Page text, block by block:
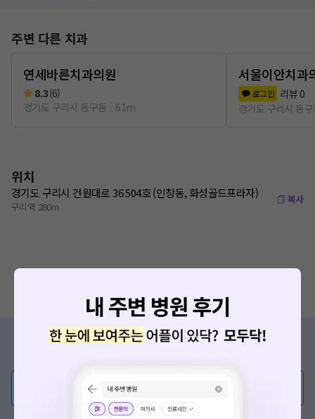
주변 다른 치과
연세바른치과의원
8.3(6)
경기도 구리시 동구동
61m
서울이안치과
로그인 리뷰 0
경기도 구리시 동
위치
경기도 구리시 건원대로 36 504호 (인창동, 화성골드프라자)
구리역 280m
복사
증상/치료, 궁금한 점이 있나요?
💬 무엇이든 물어보세요
혹은, 의료상담 서비스에 다양한 게시글 보러가기